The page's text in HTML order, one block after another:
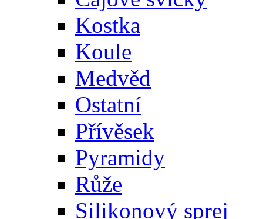
Kostka
Koule
Medvěd
Ostatní
Přívěsek
Pyramidy
Růže
Silikonový sprej